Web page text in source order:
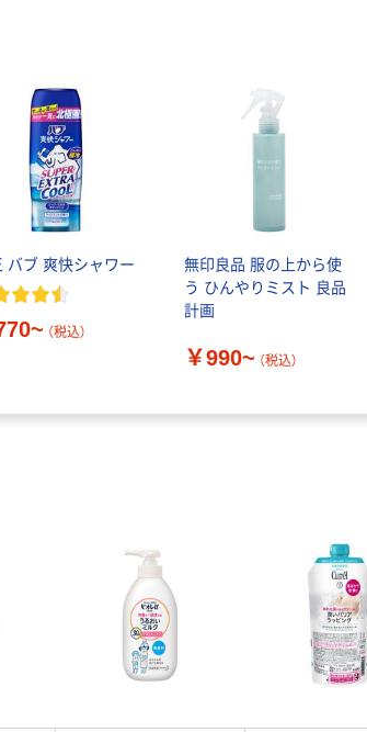
バブ 爽快シャワー
（税込）
無印良品 服の上から使
う ひんやりミスト 良品
計画
￥990~ （税込）